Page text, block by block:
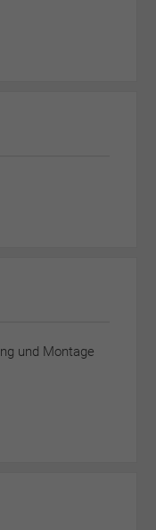
und Montage